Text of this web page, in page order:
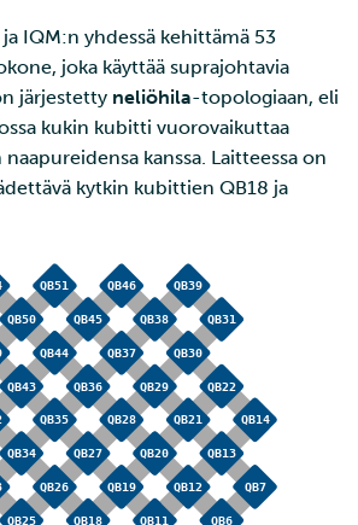
IQM:n yhdessä kehittämä 53
joka käyttää suprajohtavia
järjestetty neliöhila-topologiaan, eli
kukin kubitti vuorovaikuttaa
kanssa. Laitteessa on
kytkin kubittien QB18 ja